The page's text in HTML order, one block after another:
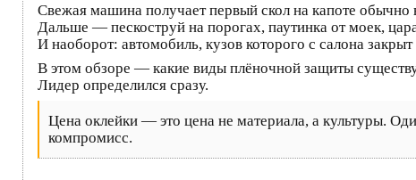
Свежая машина получает первый скол на капоте
Дальше — пескоструй на порогах, паутинка от моек,
И наоборот: автомобиль, кузов которого с салона
В этом обзоре — какие виды плёночной защиты
Лидер определился сразу.
Цена оклейки — это цена не материала, а культуры.
компромисс.